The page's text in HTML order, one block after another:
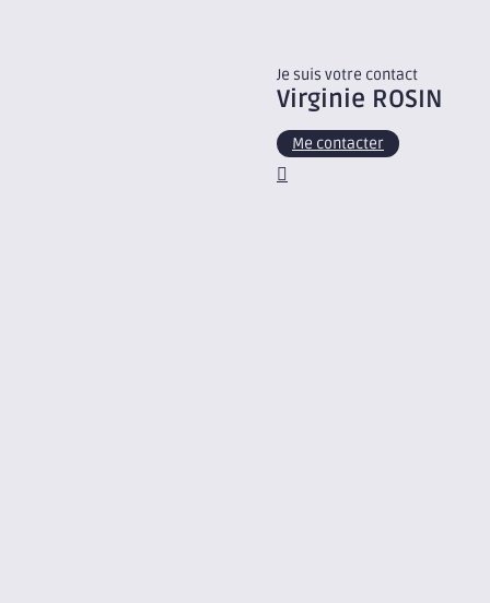
Je suis votre contact
Virginie ROSIN
Me contacter